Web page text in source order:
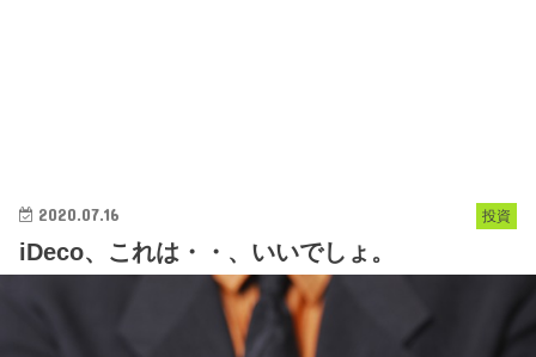
投資
2020.07.16
iDeco、これは・・、いいでしょ。